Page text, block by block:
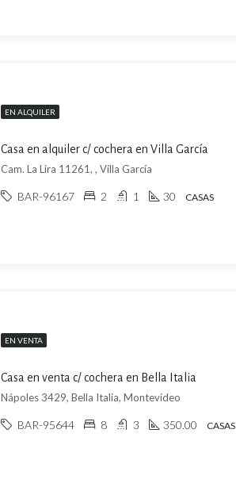
EN ALQUILER
Casa en alquiler c/ cochera en Villa García
Cam. La Lira 11261, , Villa García
BAR-96167 2 1 30 CASAS
EN VENTA
Casa en venta c/ cochera en Bella Italia
Nápoles 3429, Bella Italia, Montevideo
BAR-95644 8 3 350.00 CASAS